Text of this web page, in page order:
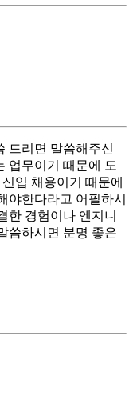
드리면 말씀해주신
업무이기 때문에 도
입 채용이기 때문에
야한다라고 어필하시
한 경험이나 엔지니
씀하시면 분명 좋은